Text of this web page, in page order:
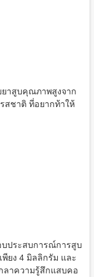
าสูบคุณภาพสูงจาก
สชาติ ที่อยากท้าให้
บประสบการณ์การสูบ
ยง 4 มิลลิกรัม และ
ลาความรู้สึกแสบคอ